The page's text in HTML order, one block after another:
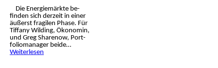
Die Energie­märkte be­
finden sich derzeit in einer
äußerst fragilen Phase. Für
Tiffany Wilding, Öko­nomin,
und Greg Sharenow, Port­
folio­manager beide…
Weiterlesen